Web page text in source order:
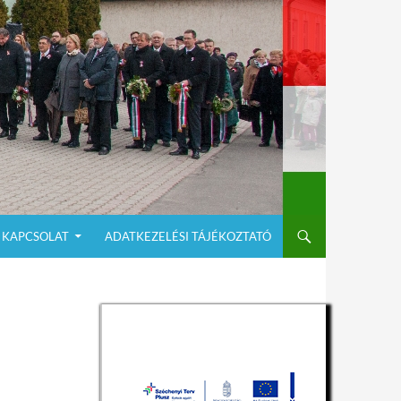
KAPCSOLAT ADATKEZELÉSI TÁJÉKOZTATÓ